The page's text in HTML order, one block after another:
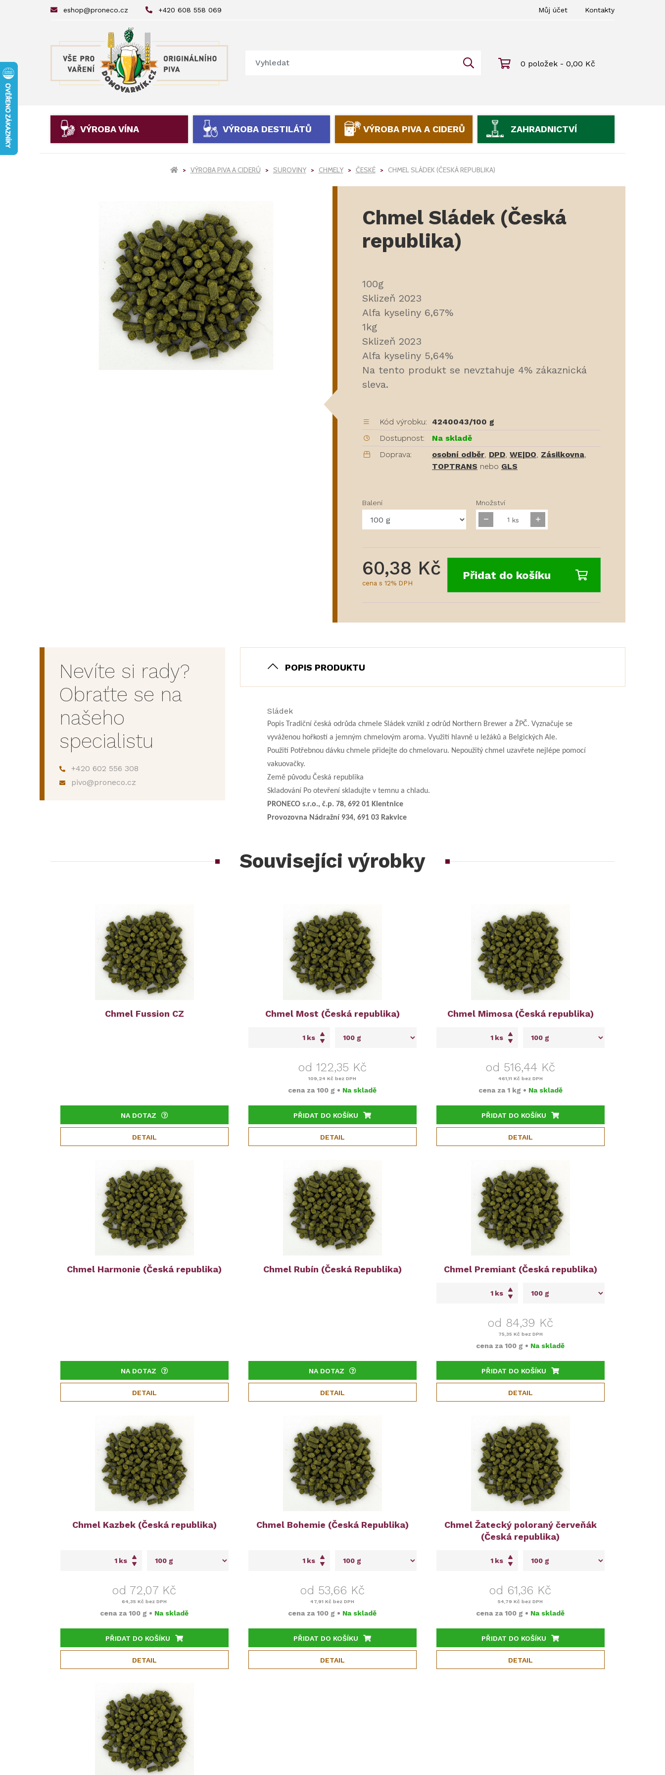
eshop@proneco.cz +420 608 558 069 Můj účet Kontakty
0 položek - 0,00 Kč
VÝROBA VÍNA VÝROBA DESTILÁTŮ VÝROBA PIVA A CIDERŮ ZAHRADNICTVÍ
VÝROBA PIVA A CIDERŮ SUROVINY CHMELY ČESKÉ CHMEL SLÁDEK (ČESKÁ REPUBLIKA)
Chmel Sládek (Česká
republika)
100g
Sklizeň 2023
Alfa kyseliny 6,67%
1kg
Sklizeň 2023
Alfa kyseliny 5,64%
Na tento produkt se nevztahuje 4% zákaznická
sleva.
Kód výrobku:
4240043/100 g
Dostupnost:
Na skladě
Doprava:
osobní odběr, DPD, WE|DO, Zásilkovna,
TOPTRANS nebo GLS
Balení Množství
ks
60,38 Kč
cena s 12% DPH
Přidat do košíku
Nevíte si rady?
Obraťte se na
našeho
specialistu
+420 602 556 308
pivo@proneco.cz
POPIS PRODUKTU
Sládek
Popis Tradiční česká odrůda chmele Sládek vznikl z odrůd Northern Brewer a ŽPČ. Vyznačuje se
vyváženou hořkostí a jemným chmelovým aroma. Využití hlavně u ležáků a Belgických Ale.
Použití Potřebnou dávku chmele přidejte do chmelovaru. Nepoužitý chmel uzavřete nejlépe pomocí
vakuovačky.
Země původu Česká republika
Skladování Po otevření skladujte v temnu a chladu.
PRONECO s.r.o., č.p. 78, 692 01 Klentnice
Provozovna Nádražní 934, 691 03 Rakvice
Souvisejíci výrobky
Chmel Fussion CZ
NA DOTAZ
DETAIL
Chmel Most (Česká republika)
ks
od 122,35 Kč
109,24 Kč bez DPH
cena za100 g • Na skladě
PŘIDAT DO KOŠÍKU
DETAIL
Chmel Mimosa (Česká republika)
ks
od 516,44 Kč
461,11 Kč bez DPH
cena za 1 kg • Na skladě
PŘIDAT DO KOŠÍKU
DETAIL
Chmel Harmonie (Česká republika)
NA DOTAZ
DETAIL
Chmel Rubín (Česká Republika)
NA DOTAZ
DETAIL
Chmel Premiant (Česká republika)
ks
od 84,39 Kč
75,35 Kč bez DPH
cena za100 g • Na skladě
PŘIDAT DO KOŠÍKU
DETAIL
Chmel Kazbek (Česká republika)
ks
od 72,07 Kč
64,35 Kč bez DPH
cena za100 g • Na skladě
PŘIDAT DO KOŠÍKU
DETAIL
Chmel Bohemie (Česká Republika)
ks
od 53,66 Kč
47,91 Kč bez DPH
cena za100 g • Na skladě
PŘIDAT DO KOŠÍKU
DETAIL
Chmel Žatecký poloraný červeňák
(Česká republika)
ks
od 61,36 Kč
54,79 Kč bez DPH
cena za100 g • Na skladě
PŘIDAT DO KOŠÍKU
DETAIL